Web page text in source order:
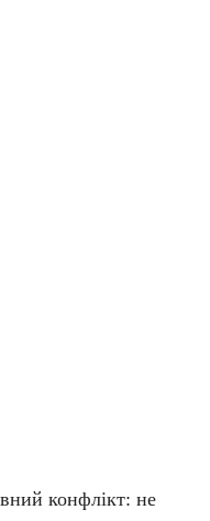
конфлікт: не